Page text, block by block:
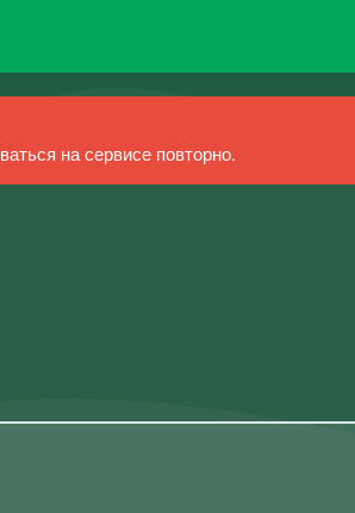
на сервисе повторно.